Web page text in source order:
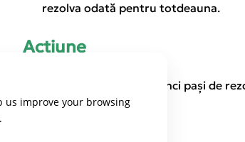
rezolva odată pentru totdeauna.
Acțiune
După aceasta urmați cei cinci pași de
ați confruntat recent:
us improve your browsing